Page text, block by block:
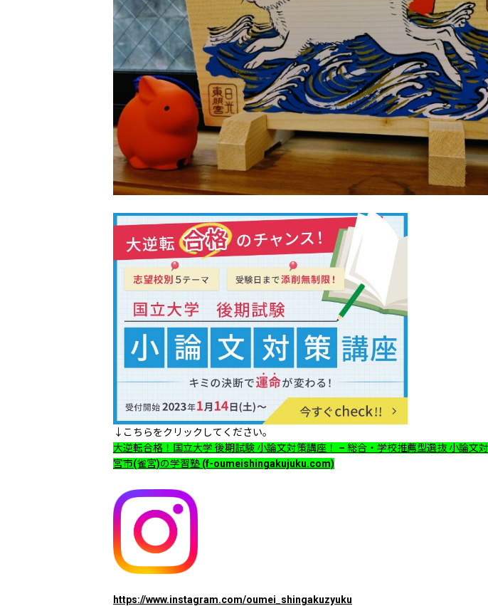
↓こちらをクリックしてください。
大逆転合格！国立大学 後期試験 小論文対策講座！ – 総合・学校推薦型選抜 小論文
宮市(雀宮)の学習塾 (f-oumeishingakujuku.com)
https://www.instagram.com/oumei_shingakuzyuku